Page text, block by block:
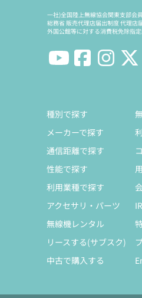
一社)全国陸上無線協会関東支部会
総務省 販売代理店届出制度 代理店
外国公館等に対する消費税免除指
種別で探す
メーカーで探す
通信距離で探す
性能で探す
利用業種で探す
アクセサリ・パーツ
無線機レンタル
リースする(サブスク)
中古で購入する